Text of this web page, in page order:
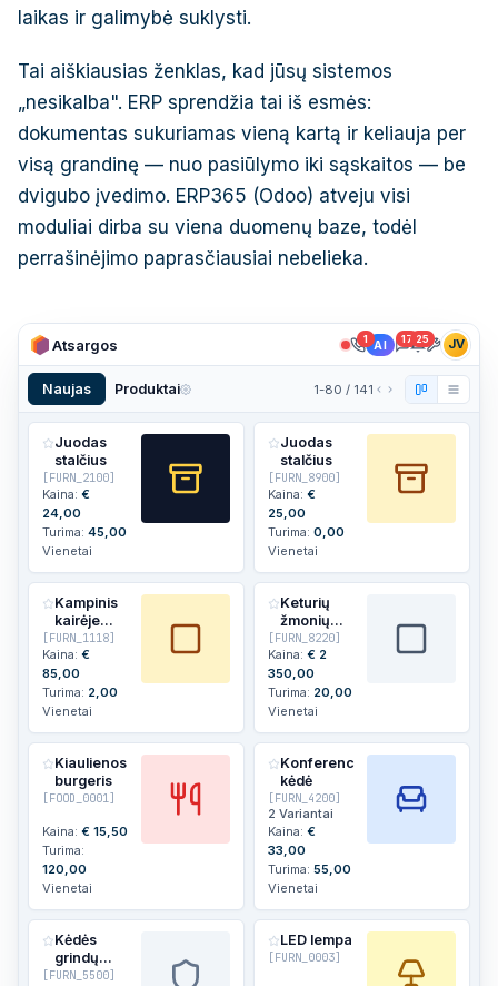
laikas ir galimybė suklysti.
Tai aiškiausias ženklas, kad jūsų sistemos
„nesikalba". ERP sprendžia tai iš esmės:
dokumentas sukuriamas vieną kartą ir keliauja per
visą grandinę — nuo pasiūlymo iki sąskaitos — be
dvigubo įvedimo. ERP365 (Odoo) atveju visi
moduliai dirba su viena duomenų baze, todėl
perrašinėjimo paprasčiausiai nebelieka.
Atsargos 1 AI 17 25 JV
Naujas Produktai 1-80 / 141
Juodas
stalčius
[FURN_2100]
Kaina: €
24,00
Turima: 45,00
Vienetai
Juodas
stalčius
[FURN_8900]
Kaina: €
25,00
Turima: 0,00
Vienetai
Kampinis
kairėje
rašomasis
stalas
[FURN_1118]
Kaina: €
85,00
Turima: 2,00
Vienetai
Keturių
žmonių
stalas
[FURN_8220]
Kaina: € 2
350,00
Turima: 20,00
Vienetai
Kiaulienos
burgeris
[FOOD_0001]
Kaina: € 15,50
Turima:
120,00
Vienetai
Konferencijų
kėdė
[FURN_4200]
2 Variantai
Kaina: €
33,00
Turima: 55,00
Vienetai
Kėdės
grindų
apsauga
[FURN_5500]
LED lempa
[FURN_0003]